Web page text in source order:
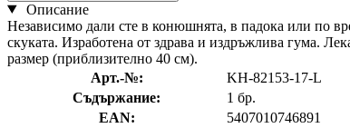
Описание
Независимо дали сте в конюшнята, в падока или по
скуката. Изработена от здрава и издръжлива гума.
размер (приблизително 40 см).
Арт.-№:
KH-82153-17-L
Съдържание:
1 бр.
EAN:
5407010746891